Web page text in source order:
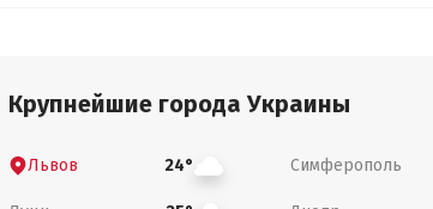
Крупнейшие города Украины
Львов 24° Симферополь